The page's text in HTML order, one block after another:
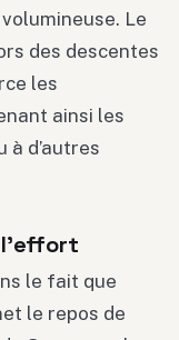
Le
des descentes
les
ainsi les
à d’autres
le fait que
le repos de